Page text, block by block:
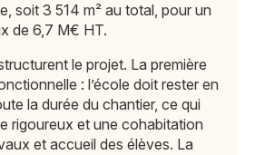
soit 3 514 m² au total, pour un
de 6,7 M€ HT.
le projet. La première
: l’école doit rester en
la durée du chantier, ce qui
rigoureux et une cohabitation
et accueil des élèves. La